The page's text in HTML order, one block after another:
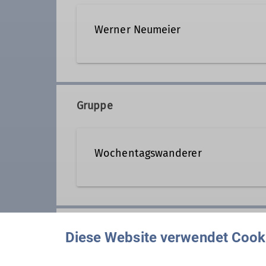
Werner Neumeier
Wanderleiter*in
Gruppe
Wochentagswanderer
aber auch an anderen
Wer kann sich das wochentags
Nun, alle die aus dem
Anmeldung
Diese Website verwendet